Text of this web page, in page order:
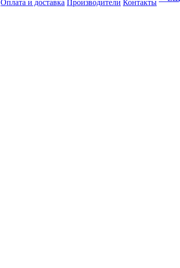
Оплата и доставка Производители Контакты